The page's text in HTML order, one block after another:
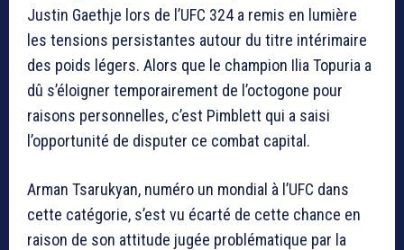
Justin Gaethje lors de l’UFC 324 a remis en lumière
les tensions persistantes autour du titre intérimaire
des poids légers. Alors que le champion Ilia Topuria a
dû s’éloigner temporairement de l’octogone pour
raisons personnelles, c’est Pimblett qui a saisi
l’opportunité de disputer ce combat capital.
Arman Tsarukyan, numéro un mondial à l’UFC dans
cette catégorie, s’est vu écarté de cette chance en
raison de son attitude jugée problématique par la